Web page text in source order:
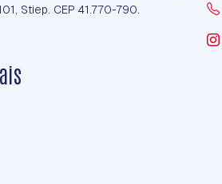
Stiep. CEP 41.770-790.